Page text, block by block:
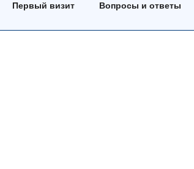
Первый визит Вопросы и ответы